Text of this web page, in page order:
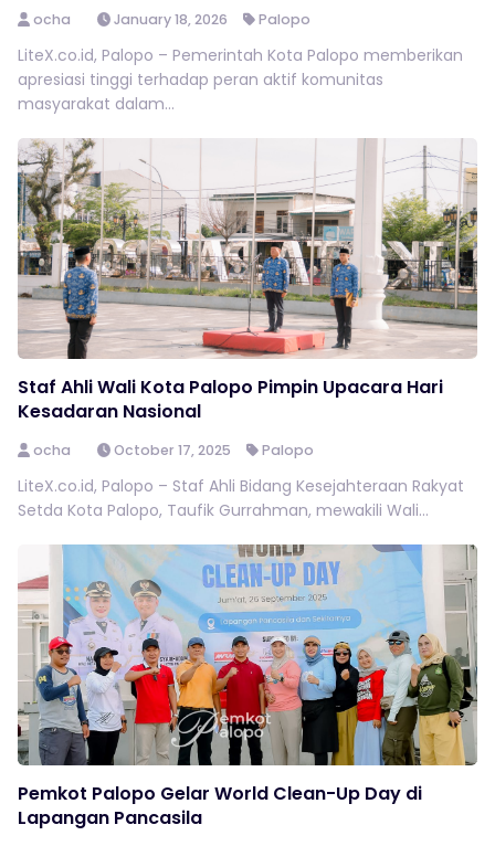
ocha January 18, 2026 Palopo
LiteX.co.id, Palopo – Pemerintah Kota Palopo memberikan
apresiasi tinggi terhadap peran aktif komunitas
masyarakat dalam...
Staf Ahli Wali Kota Palopo Pimpin Upacara Hari
Kesadaran Nasional
ocha October 17, 2025 Palopo
LiteX.co.id, Palopo – Staf Ahli Bidang Kesejahteraan Rakyat
Setda Kota Palopo, Taufik Gurrahman, mewakili Wali...
Pemkot Palopo Gelar World Clean-Up Day di
Lapangan Pancasila